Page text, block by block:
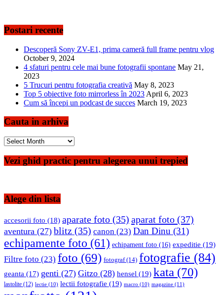
Postari recente
Descoperă Sony ZV-E1, prima cameră full frame pentru vlog
October 9, 2024
4 sfaturi pentru cele mai bune fotografii spontane May 21,
2023
5 Trucuri pentru fotografia creativă May 8, 2023
Top 5 obiective foto mirrorless în 2023 April 6, 2023
Cum să începi un podcast de succes March 19, 2023
Cauta in arhiva
Cauta
arhiva
Vezi ghid practic pentru alegerea unui trepied
Alege din lista
accesorii foto (18) aparate foto (35) aparat foto (37)
aventura (27) blitz (35) canon (23) Dan Dinu (31)
echipamente foto (61) echipament foto (16) expeditie (19)
Filtre foto (23) foto (69) fotograf(14) fotografie (84)
geanta (17) genti (27) Gitzo (28) hensel (19) kata (70)
lastolite (12) lectie (10) lectii fotografie (19) macro (10) magazine (11)